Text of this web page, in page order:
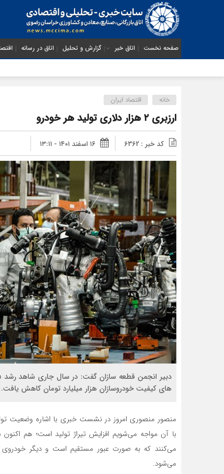
صفحه نخست اتاق خبر گزارش و تحلیل اتاق در رسانه
خانه اقتصاد ایران
ارزبری ۲ هزار دلاری تولید هر خودرو
کد خبر : 6362 ۱۶ اسفند ۱۴۰۱ - ۱۳:۱۱
های کیفیت خودروسازان هزار میلیارد تومان کاهش یافت.
منصور منصوری امروز در نشست خبری با اشاره وضعیت
می‌کنند که به صورت عبور مستقیم است و دیگر خودروی
می‌شود.